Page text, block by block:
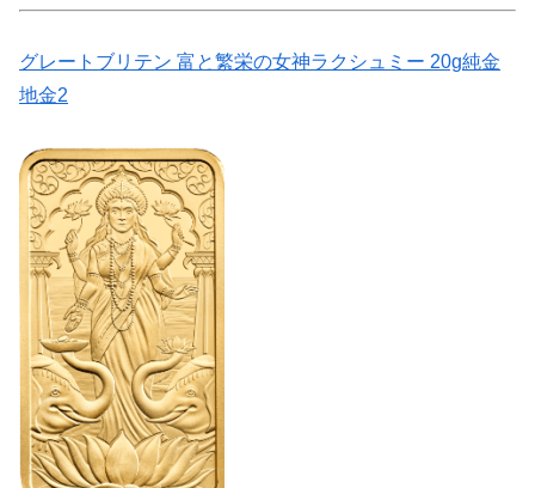
グレートブリテン 富と繁栄の女神ラクシュミー 20g純金
地金2